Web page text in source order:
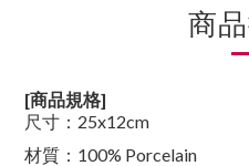
商
[商品規格]
尺寸： 25x12cm
材質： 100% Porcelain